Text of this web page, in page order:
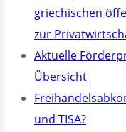
griechischen
zur
Aktuelle
Übersicht
und TISA?